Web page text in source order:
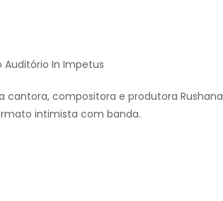
In Impetus
cantora, compositora e produtora Rushana
intimista com banda.